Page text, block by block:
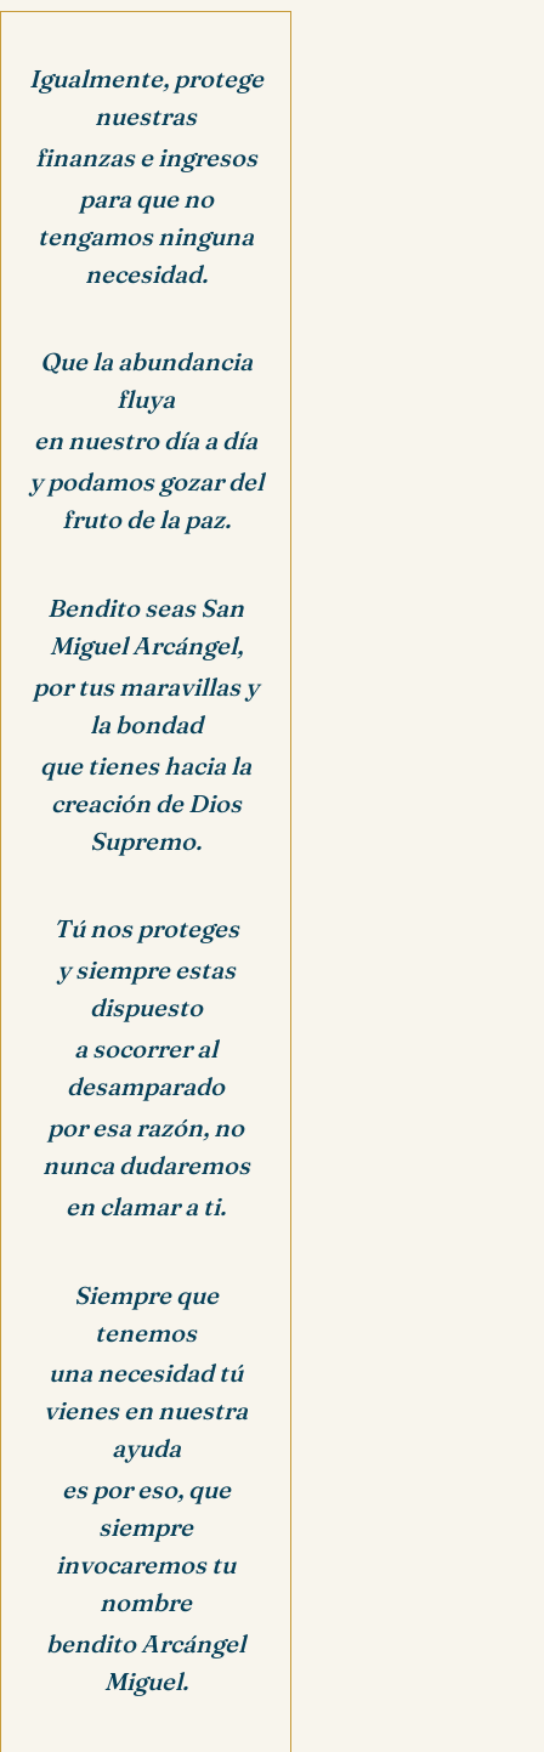
Igualmente, protege
nuestras
finanzas e ingresos
para que no
tengamos ninguna
necesidad.
Que la abundancia
fluya
en nuestro día a día
y podamos gozar del
fruto de la paz.
Bendito seas San
Miguel Arcángel,
por tus maravillas y
la bondad
que tienes hacia la
creación de Dios
Supremo.
Tú nos proteges
y siempre estas
dispuesto
a socorrer al
desamparado
por esa razón, no
nunca dudaremos
en clamar a ti.
Siempre que
tenemos
una necesidad tú
vienes en nuestra
ayuda
es por eso, que
siempre
invocaremos tu
nombre
bendito Arcángel
Miguel.